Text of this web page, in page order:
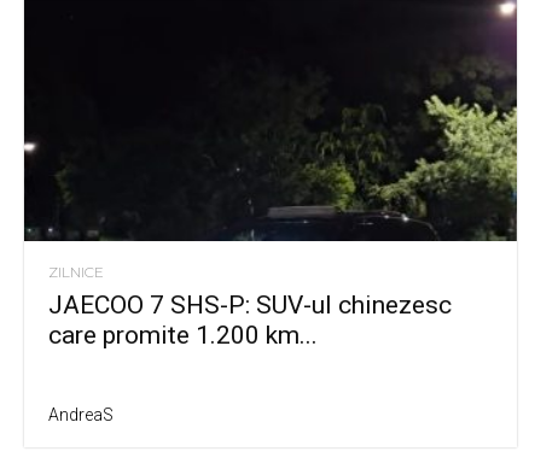
ZILNICE
JAECOO 7 SHS-P: SUV-ul chinezesc
care promite 1.200 km...
AndreaS